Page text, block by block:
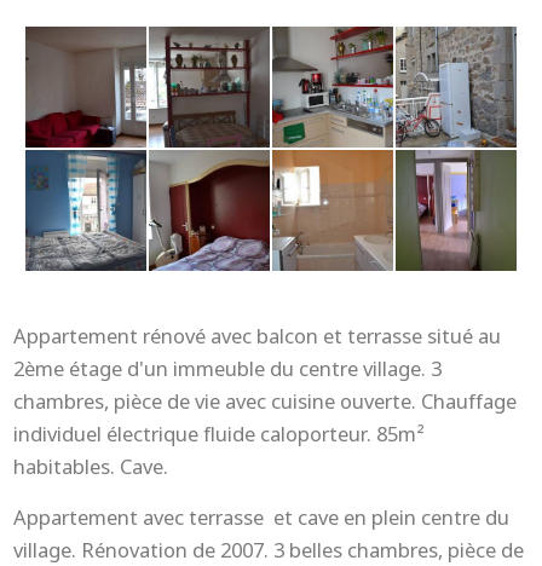
Appartement rénové avec balcon et terrasse situé au
2ème étage d'un immeuble du centre village. 3
chambres, pièce de vie avec cuisine ouverte. Chauffage
individuel électrique fluide caloporteur. 85m²
habitables. Cave.
Appartement avec terrasse et cave en plein centre du
village. Rénovation de 2007. 3 belles chambres, pièce de